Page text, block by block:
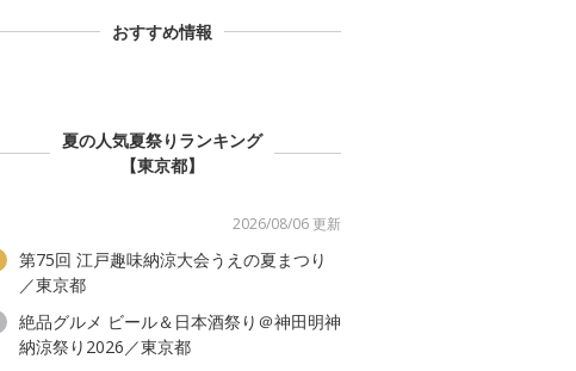
おすすめ情報
夏の人気夏祭りランキング
【東京都】
2026/08/06 更新
第75回 江戸趣味納涼大会うえの夏まつり
／東京都
絶品グルメ ビール＆日本酒祭り＠神田明神
納涼祭り2026／東京都